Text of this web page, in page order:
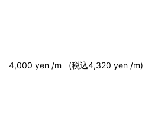
yen /m (税込4,320 yen /m)